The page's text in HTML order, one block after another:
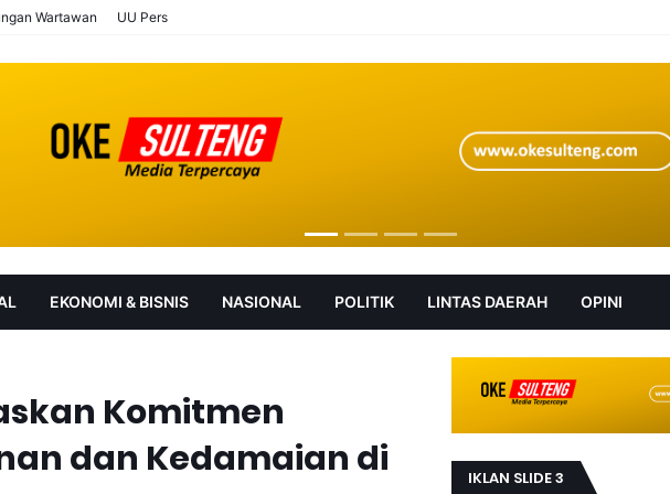
Wartawan UU Pers
EKONOMI & BISNIS NASIONAL POLITIK LINTAS DAERAH OPINI
Komitmen
dan Kedamaian di
IKLAN SLIDE 3